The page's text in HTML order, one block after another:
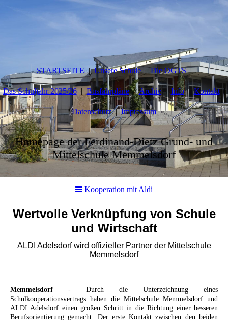
STARTSEITE Unsere Schule Die OGTS
Das Schuljahr 2025/26 Busfahrpläne Archiv Info Kontakt
Datenschutz Impressum
Homepage der Ferdinand-Dietz Grund- und
Mittelschule Memmelsdorf
Kooperation mit Aldi
Wertvolle Verknüpfung von Schule
und Wirtschaft
ALDI Adelsdorf wird offizieller Partner der Mittelschule
Memmelsdorf
Memmelsdorf - Durch die Unterzeichnung eines
Schulkooperationsvertrags haben die Mittelschule Memmelsdorf und
ALDI Adelsdorf einen großen Schritt in die Richtung einer besseren
Berufsorientierung gemacht. Der erste Kontakt zwischen den beiden